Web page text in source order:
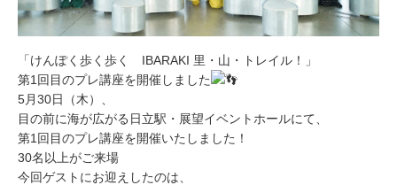
「けんぽく歩く歩く IBARAKI 里・山・トレイル！」
第1回目のプレ講座を開催しました
5月30日（木）、
目の前に海が広がる日立駅・展望イベントホールにて、
第1回目のプレ講座を開催いたしました！
30名以上がご来場
今回ゲストにお迎えしたのは、